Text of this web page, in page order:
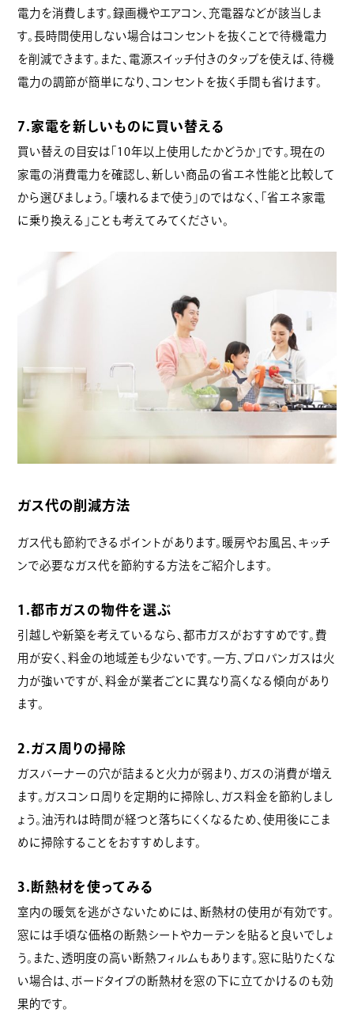
電力を消費します。録画機やエアコン、充電器などが該当しま
す。長時間使用しない場合はコンセントを抜くことで待機電力
を削減できます。また、電源スイッチ付きのタップを使えば、待機
電力の調節が簡単になり、コンセントを抜く手間も省けます。
7.家電を新しいものに買い替える
買い替えの目安は「10年以上使用したかどうか」です。現在の
家電の消費電力を確認し、新しい商品の省エネ性能と比較して
から選びましょう。「壊れるまで使う」のではなく、「省エネ家電
に乗り換える」ことも考えてみてください。
ガス代の削減方法
ガス代も節約できるポイントがあります。暖房やお風呂、キッチ
ンで必要なガス代を節約する方法をご紹介します。
1.都市ガスの物件を選ぶ
引越しや新築を考えているなら、都市ガスがおすすめです。費
用が安く、料金の地域差も少ないです。一方、プロパンガスは火
力が強いですが、料金が業者ごとに異なり高くなる傾向があり
ます。
2.ガス周りの掃除
ガスバーナーの穴が詰まると火力が弱まり、ガスの消費が増え
ます。ガスコンロ周りを定期的に掃除し、ガス料金を節約しまし
ょう。油汚れは時間が経つと落ちにくくなるため、使用後にこま
めに掃除することをおすすめします。
3.断熱材を使ってみる
室内の暖気を逃がさないためには、断熱材の使用が有効です。
窓には手頃な価格の断熱シートやカーテンを貼ると良いでしょ
う。また、透明度の高い断熱フィルムもあります。窓に貼りたくな
い場合は、ボードタイプの断熱材を窓の下に立てかけるのも効
果的です。